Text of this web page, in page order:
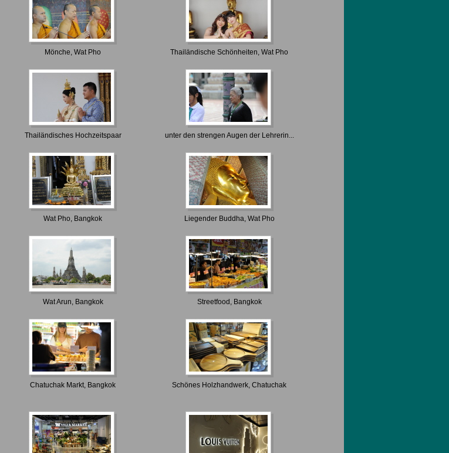
Mönche, Wat Pho Thailändische Schönheiten, Wat Pho
Thailändisches Hochzeitspaar unter den strengen Augen der Lehrerin...
Wat Pho, Bangkok Liegender Buddha, Wat Pho
Wat Arun, Bangkok Streetfood, Bangkok
Chatuchak Markt, Bangkok Schönes Holzhandwerk, Chatuchak